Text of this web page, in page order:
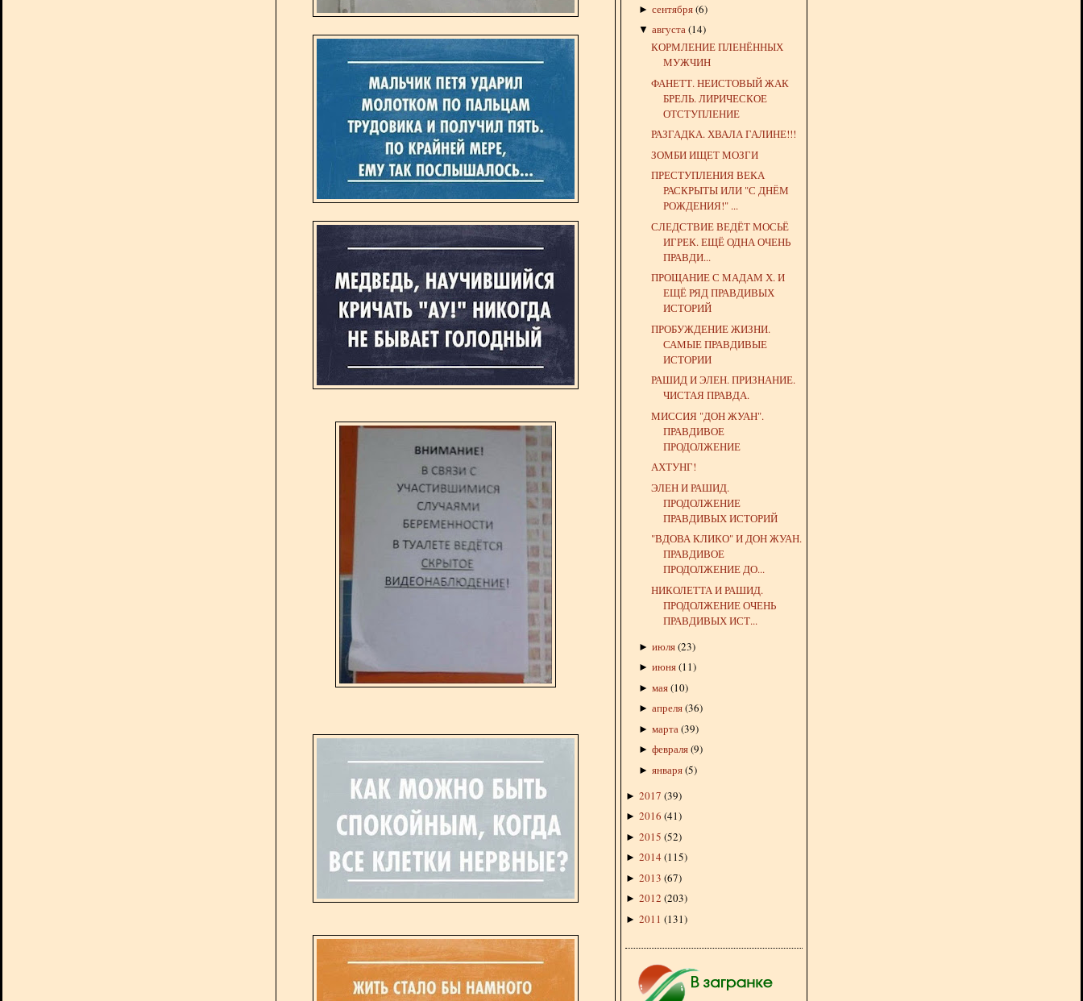
► сентября(6)
▼ августа(14)
КОРМЛЕНИЕ ПЛЕНЁННЫХ
МУЖЧИН
ФАНЕТТ. НЕИСТОВЫЙ ЖАК
БРЕЛЬ. ЛИРИЧЕСКОЕ
ОТСТУПЛЕНИЕ
РАЗГАДКА. ХВАЛА ГАЛИНЕ!!!
ЗОМБИ ИЩЕТ МОЗГИ
ПРЕСТУПЛЕНИЯ ВЕКА
РАСКРЫТЫ ИЛИ "С ДНЁМ
РОЖДЕНИЯ!" ...
СЛЕДСТВИЕ ВЕДЁТ МОСЬЁ
ИГРЕК. ЕЩЁ ОДНА ОЧЕНЬ
ПРАВДИ...
ПРОЩАНИЕ С МАДАМ Х. И
ЕЩЁ РЯД ПРАВДИВЫХ
ИСТОРИЙ
ПРОБУЖДЕНИЕ ЖИЗНИ.
САМЫЕ ПРАВДИВЫЕ
ИСТОРИИ
РАШИД И ЭЛЕН. ПРИЗНАНИЕ.
ЧИСТАЯ ПРАВДА.
МИССИЯ "ДОН ЖУАН".
ПРАВДИВОЕ
ПРОДОЛЖЕНИЕ
АХТУНГ!
ЭЛЕН И РАШИД.
ПРОДОЛЖЕНИЕ
ПРАВДИВЫХ ИСТОРИЙ
"ВДОВА КЛИКО" И ДОН ЖУАН.
ПРАВДИВОЕ
ПРОДОЛЖЕНИЕ ДО...
НИКОЛЕТТА И РАШИД.
ПРОДОЛЖЕНИЕ ОЧЕНЬ
ПРАВДИВЫХ ИСТ...
► июля(23)
► июня(11)
► мая(10)
► апреля(36)
► марта(39)
► февраля(9)
► января(5)
► 2017 (39)
► 2016 (41)
► 2015 (52)
► 2014 (115)
► 2013 (67)
► 2012 (203)
► 2011 (131)